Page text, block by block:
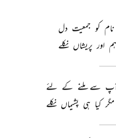
نام کو جمعیت دل
ہم اور پریشاں نکلے
سے ملنے کے لئے
مگر کیا ہی پشیماں نکلے